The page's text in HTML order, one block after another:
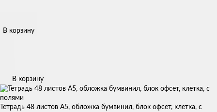
В корзину
В корзину
Тетрадь 48 листов А5, обложка бумвинил, блок офсет, клетка, с